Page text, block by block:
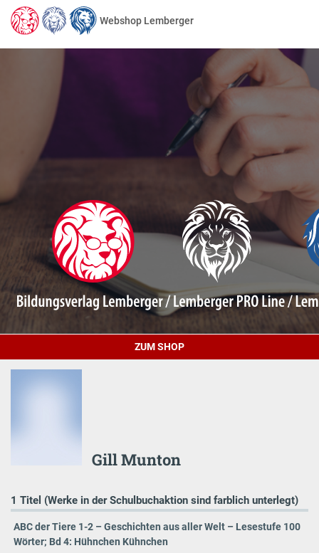
Webshop Lemberger
ZUM SHOP
Gill Munton
1 Titel (Werke in der Schulbuchaktion sind farblich unterlegt)
ABC der Tiere 1-2 – Geschichten aus aller Welt – Lesestufe 100
Wörter; Bd 4: Hühnchen Kühnchen